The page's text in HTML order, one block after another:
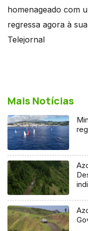
homenageado com
regressa agora à
Telejornal
Mais Notícias